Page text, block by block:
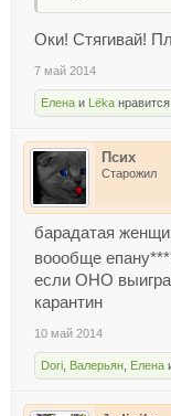
Оки! Стягивай!
7 май 2014
Елена и Lёka нравится
Псих
Старожил
барадатая
воообще
если ОНО
карантин
10 май 2014
Dori Валерьян Елена